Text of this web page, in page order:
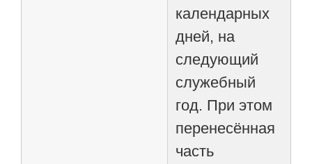
календарных
дней, на
следующий
служебный
год. При этом
перенесённая
часть